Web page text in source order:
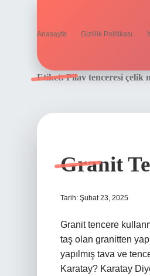
Anasayfa Gizlilik Politikası
Etiket:Pilav tenceresi çelik
Granit
Tarih: Şubat 23, 2025
Granit tencere
taş olan granitten
yapılmış tava ve
Karatay? Karatay